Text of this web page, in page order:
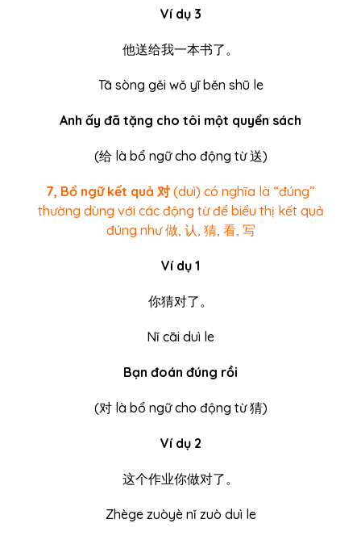
Ví dụ 3
他送给我一本书了。
Tā sòng gěi wǒ yī běn shū le
Anh ấy đã tặng cho tôi một quyển sách
(给là bổ ngữ cho động từ 送)
7, Bổ ngữ kết quả 对 (duì) có nghĩa là “đúng”
thường dùng với các động từ để biểu thị kết quả
đúng như 做, 认, 猜, 看, 写
Ví dụ 1
你猜对了。
Nǐ cāi duì le
Bạn đoán đúng rồi
(对là bổ ngữ cho động từ 猜)
Ví dụ 2
这个作业你做对了。
Zhège zuòyè nǐ zuò duì le